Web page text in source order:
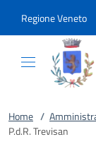
Regione Veneto
Home /
P.d.R. Trevisan